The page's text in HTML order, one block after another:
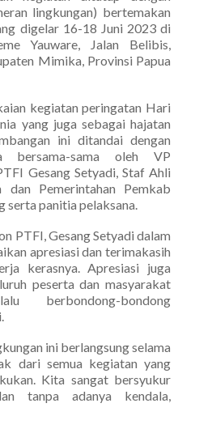
lingkungan) bertemakan
digelar 16-18 Juni 2023 di
Yauware, Jalan Belibis,
Mimika, Provinsi Papua
kegiatan peringatan Hari
yang juga sebagai hajatan
ini ditandai dengan
bersama-sama oleh VP
Gesang Setyadi, Staf Ahli
Pemerintahan Pemkab
serta panitia pelaksana.
PTFI, Gesang Setyadi dalam
apresiasi dan terimakasih
kerasnya. Apresiasi juga
peserta dan masyarakat
berbondong-bondong
ini berlangsung selama
dari semua kegiatan yang
Kita sangat bersyukur
tanpa adanya kendala,